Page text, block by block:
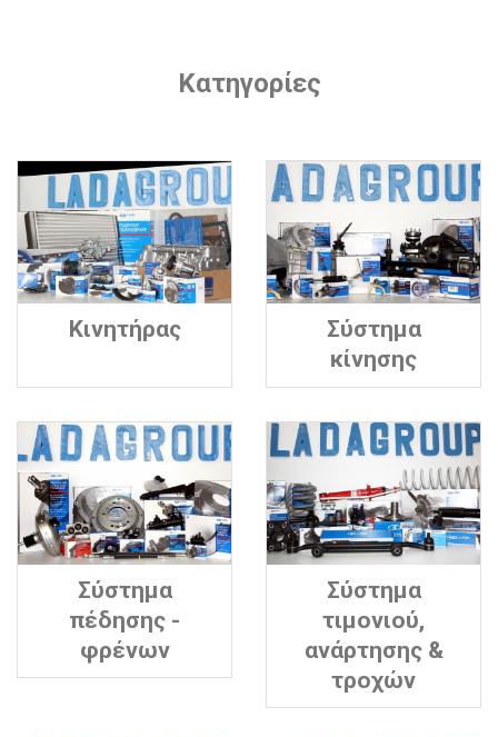
Κατηγορίες
Κινητήρας
Σύστημα
κίνησης
Σύστημα
πέδησης -
φρένων
Σύστημα
τιμονιού,
ανάρτησης &
τροχών